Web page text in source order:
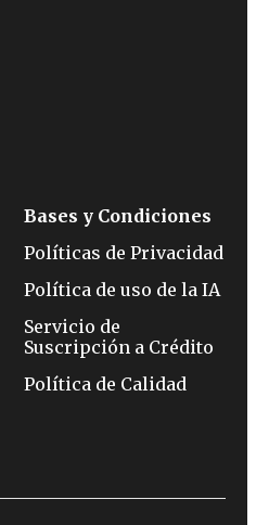
Bases y Condiciones
Políticas de Privacidad
Política de uso de la IA
Servicio de
Suscripción a Crédito
Política de Calidad